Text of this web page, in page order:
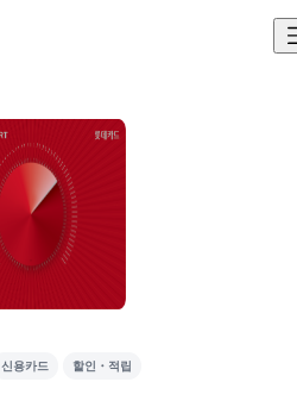
신용카드 할인・적립